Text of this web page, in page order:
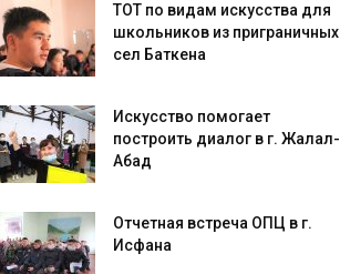
ТОТ по видам искусства для
школьников из приграничных
сел Баткена
Искусство помогает
построить диалог в г. Жалал-
Абад
Отчетная встреча ОПЦ в г.
Исфана